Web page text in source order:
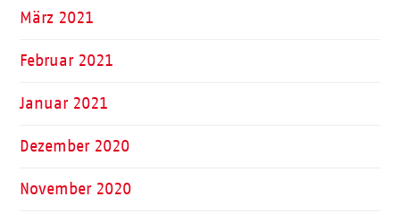
März 2021
Februar 2021
Januar 2021
Dezember 2020
November 2020